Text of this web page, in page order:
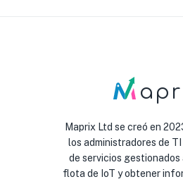
Maprix Ltd se creó en
los administradores de
de servicios gestionados
flota de IoT y obtener